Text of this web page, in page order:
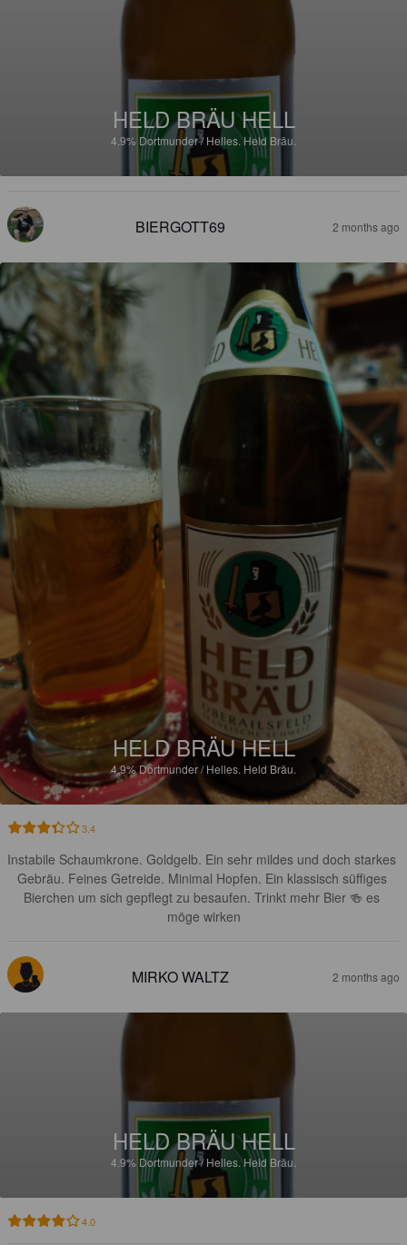
HELD BRÄU HELL
4.9% Dortmunder / Helles.Held Bräu.
BIERGOTT69 2 months ago
HELD BRÄU HELL
4.9%Dortmunder / Helles. Held Bräu.
3.4
Instabile Schaumkrone. Goldgelb. Ein sehr mildes und doch starkes
Gebräu. Feines Getreide. Minimal Hopfen. Ein klassisch süffiges
Bierchen um sich gepflegt zu besaufen. Trinkt mehr Bier 🍻 es
möge wirken
MIRKO WALTZ 2 months ago
HELD BRÄU HELL
4.9% Dortmunder / Helles. Held Bräu.
4.0